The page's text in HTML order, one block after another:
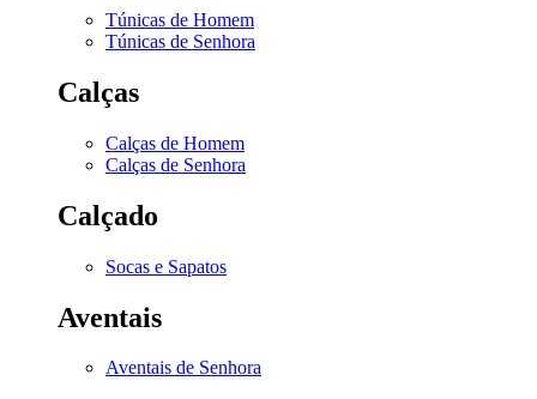
Túnicas de Homem
Túnicas de Senhora
Calças
Calças de Homem
Calças de Senhora
Calçado
Socas e Sapatos
Aventais
Aventais de Senhora